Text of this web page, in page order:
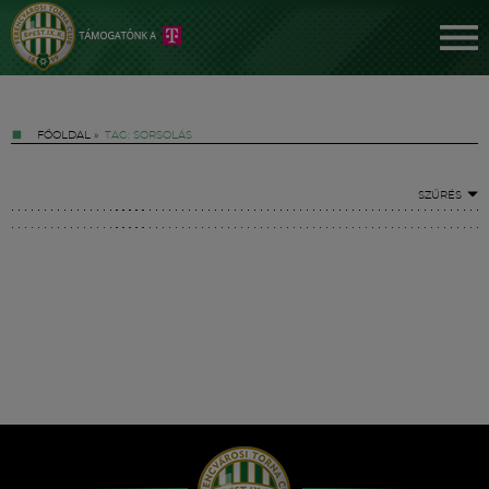
FŐOLDAL » TAG: SORSOLÁS
SZŰRÉS
Hírek